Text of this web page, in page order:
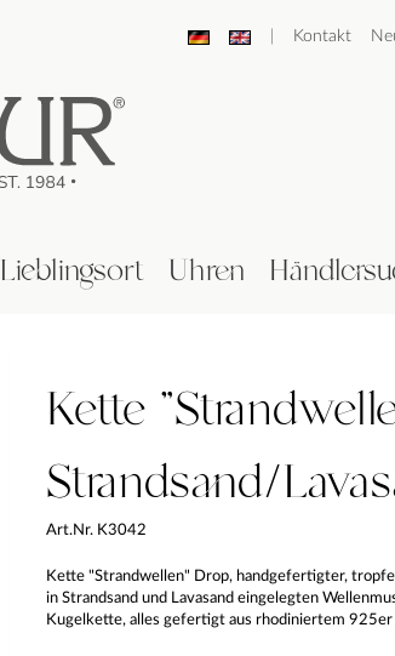
Kontakt
Lieblingsort Uhren
Kette
Strandsand/
Art.Nr. K3042
Kette "Strandwellen" Drop, handgefertigter,
in Strandsand und Lavasand eingelegten
Kugelkette, alles gefertigt aus rhodiniertem 925er